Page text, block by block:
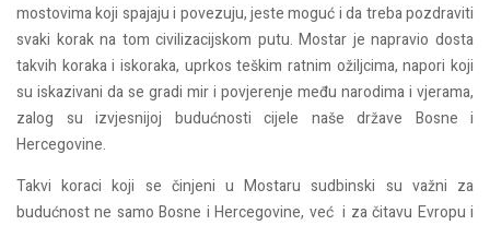
mostovima koji spajaju i povezuju, jeste moguć i da treba pozdraviti
svaki korak na tom civilizacijskom putu. Mostar je napravio dosta
takvih koraka i iskoraka, uprkos teškim ratnim ožiljcima, napori koji
su iskazivani da se gradi mir i povjerenje među narodima i vjerama,
zalog su izvjesnijoj budućnosti cijele naše države Bosne i
Hercegovine.
Takvi koraci koji se činjeni u Mostaru sudbinski su važni za
budućnost ne samo Bosne i Hercegovine, već i za čitavu Evropu i